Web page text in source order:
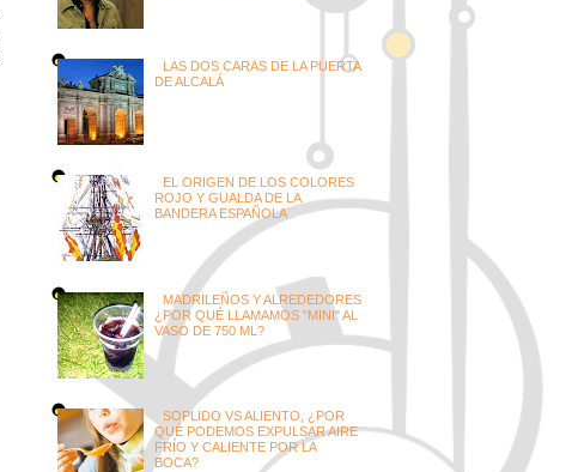
LAS DOS CARAS DE LA PUERTA
DE ALCALÁ
EL ORIGEN DE LOS COLORES
ROJO Y GUALDA DE LA
BANDERA ESPAÑOLA
MADRILEÑOS Y ALREDEDORES
¿POR QUÉ LLAMAMOS "MINI" AL
VASO DE 750 ML?
SOPLIDO VS ALIENTO, ¿POR
QUÉ PODEMOS EXPULSAR AIRE
FRÍO Y CALIENTE POR LA
BOCA?